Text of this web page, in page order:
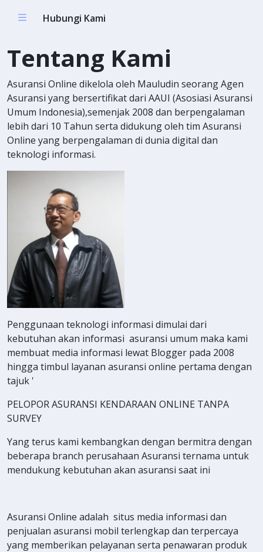
Hubungi Kami
Tentang Kami
Asuransi Online dikelola oleh Mauludin seorang Agen
Asuransi yang bersertifikat dari AAUI (Asosiasi Asuransi
Umum Indonesia),semenjak 2008 dan berpengalaman
lebih dari 10 Tahun serta didukung oleh tim Asuransi
Online yang berpengalaman di dunia digital dan
teknologi informasi.
Penggunaan teknologi informasi dimulai dari
kebutuhan akan informasi asuransi umum maka kami
membuat media informasi lewat Blogger pada 2008
hingga timbul layanan asuransi online pertama dengan
tajuk '
PELOPOR ASURANSI KENDARAAN ONLINE TANPA
SURVEY
Yang terus kami kembangkan dengan bermitra dengan
beberapa branch perusahaan Asuransi ternama untuk
mendukung kebutuhan akan asuransi saat ini
Asuransi Online adalah situs media informasi dan
penjualan asuransi mobil terlengkap dan terpercaya
yang memberikan pelayanan serta penawaran produk